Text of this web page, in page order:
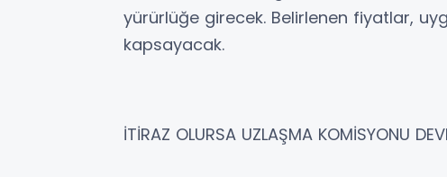
yürürlüğe girecek. Belirlenen fiyatlar,
kapsayacak.
İTİRAZ OLURSA UZLAŞMA KOMİSYONU